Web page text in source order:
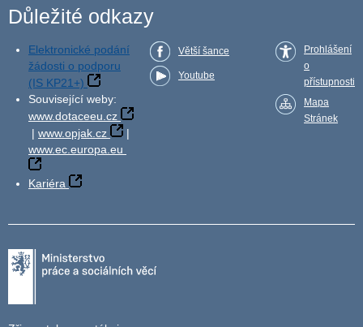
Důležité odkazy
Elektronické podání
žádosti o podporu
(IS KP21+)
Související weby:
www.dotaceeu.cz
| www.opjak.cz
|
www.ec.europa.eu
Kariéra
Větší šance
Youtube
Prohlášení
o
přístupnosti
Mapa
Stránek